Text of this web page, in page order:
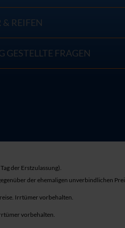
& REIFEN
GESTELLTE FRAGEN
der Erstzulassung).
der ehemaligen unverbindlichen
Irrtümer vorbehalten.
vorbehalten.